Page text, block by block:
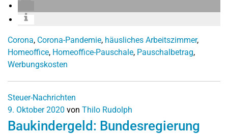
Corona, Corona-Pandemie, häusliches Arbeitszimmer,
Homeoffice, Homeoffice-Pauschale, Pauschalbetrag,
Werbungskosten
Steuer-Nachrichten
9. Oktober 2020 von Thilo Rudolph
Baukindergeld: Bundesregierung